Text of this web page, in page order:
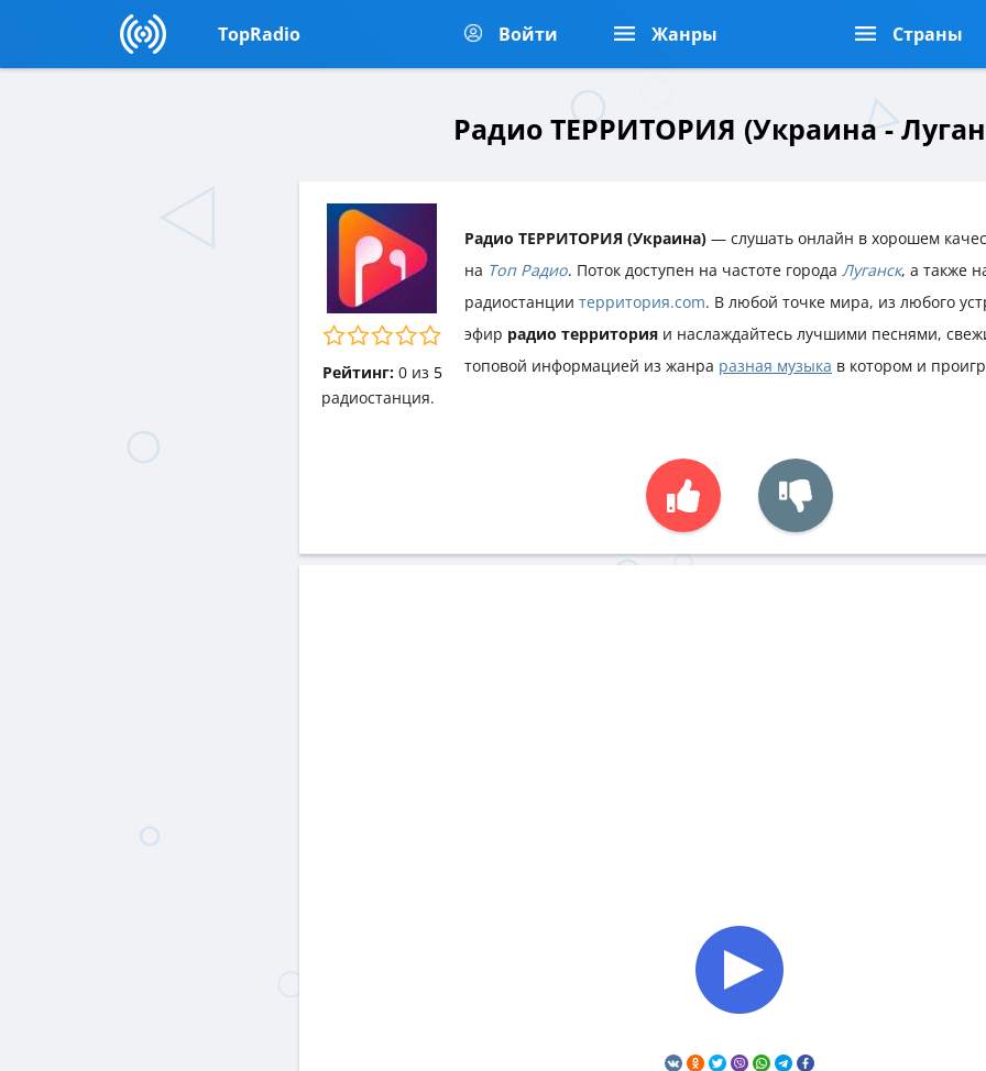
TopRadio Войти Жанры Страны
Радио ТЕРРИТОРИЯ (Украина -
Рейтинг: 0из 5
Радио ТЕРРИТОРИЯ (Украина) — слушать онлайн в хорошем
на Топ Радио. Поток доступен на частоте города Луганск, а также
радиостанции территория.com. В любой точке мира, из любого
эфир радио территория и наслаждайтесь лучшими песнями,
топовой информацией из жанра разная музыка в котором и
радиостанция.